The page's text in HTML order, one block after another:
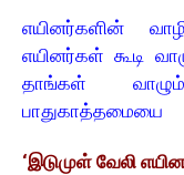
எயினர்களின்
எயினர்கள் கூடி
தாங்கள்
‘இடுமுள் வேலி